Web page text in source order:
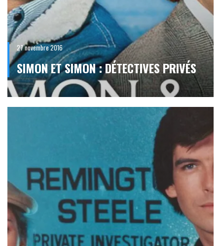
27 novembre 2016
SIMON ET SIMON : DÉTECTIVES PRIVÉS